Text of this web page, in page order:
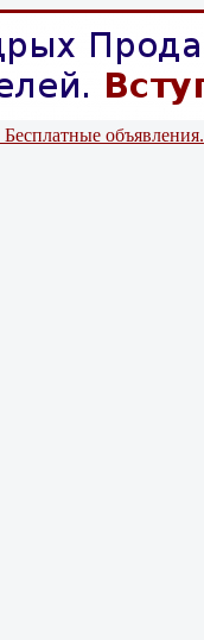
объявления.